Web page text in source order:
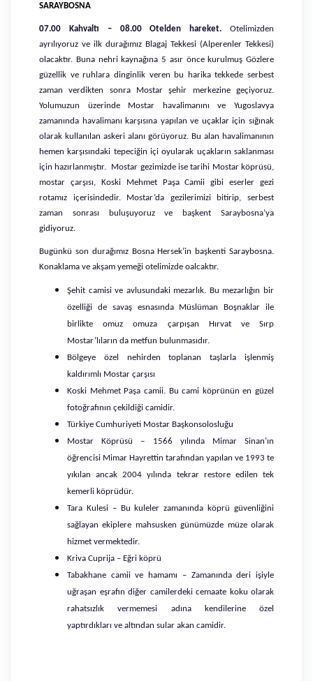
SARAYBOSNA
07.00 Kahvaltı – 08.00 Otelden hareket. Otelimizden
ayrılıyoruz ve ilk durağımız Blagaj Tekkesi (Alperenler Tekkesi)
olacaktır. Buna nehri kaynağına 5 asır önce kurulmuş Gözlere
güzellik ve ruhlara dinginlik veren bu harika tekkede serbest
zaman verdikten sonra Mostar şehir merkezine geçiyoruz.
Yolumuzun üzerinde Mostar havalimanını ve Yugoslavya
zamanında havalimanı karşısına yapılan ve uçaklar için sığınak
olarak kullanılan askeri alanı görüyoruz. Bu alan havalimanının
hemen karşısındaki tepeciğin içi oyularak uçakların saklanması
için hazırlanmıştır. Mostar gezimizde ise tarihi Mostar köprüsü,
mostar çarşısı, Koski Mehmet Paşa Camii gibi eserler gezi
rotamız içerisindedir. Mostar’da gezilerimizi bitirip, serbest
zaman sonrası buluşuyoruz ve başkent Saraybosna’ya
gidiyoruz.
Bugünkü son durağımız Bosna Hersek’in başkenti Saraybosna.
Konaklama ve akşam yemeği otelimizde oalcaktır.
Şehit camisi ve avlusundaki mezarlık. Bu mezarlığın bir
özelliği de savaş esnasında Müslüman Boşnaklar ile
birlikte omuz omuza çarpışan Hırvat ve Sırp
Mostar’lıların da metfun bulunmasıdır.
Bölgeye özel nehirden toplanan taşlarla işlenmiş
kaldırımlı Mostar çarşısı
Koski Mehmet Paşa camii. Bu cami köprünün en güzel
fotoğrafının çekildiği camidir.
Türkiye Cumhuriyeti Mostar Başkonsolosluğu
Mostar Köprüsü – 1566 yılında Mimar Sinan’ın
öğrencisi Mimar Hayrettin tarafından yapılan ve 1993 te
yıkılan ancak 2004 yılında tekrar restore edilen tek
kemerli köprüdür.
Tara Kulesi – Bu kuleler zamanında köprü güvenliğini
sağlayan ekiplere mahsusken günümüzde müze olarak
hizmet vermektedir.
Kriva Cuprija – Eğri köprü
Tabakhane camii ve hamamı – Zamanında deri işiyle
uğraşan eşrafın diğer camilerdeki cemaate koku olarak
rahatsızlık vermemesi adına kendilerine özel
yaptırdıkları ve altından sular akan camidir.